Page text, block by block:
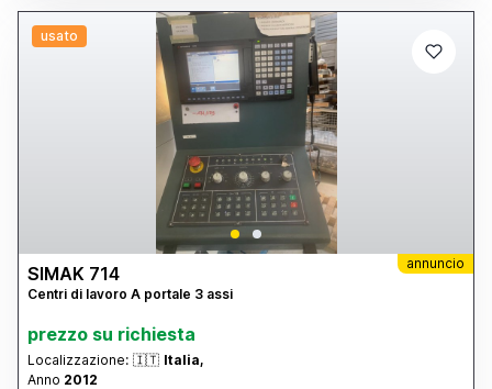
usato
annuncio
SIMAK 714
Centri di lavoro A portale 3 assi
prezzo su richiesta
Localizzazione: 🇮🇹 Italia,
Anno 2012